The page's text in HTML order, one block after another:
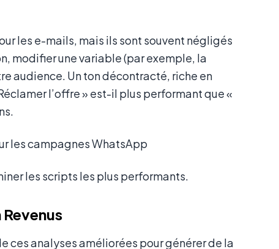
les e-mails, mais ils sont souvent négligés
modifier une variable (par exemple, la
audience. Un ton décontracté, riche en
l’offre » est-il plus performant que «
les scripts les plus performants.
ces analyses améliorées pour générer de la